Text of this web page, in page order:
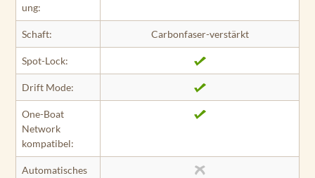
ung:
Schaft: Carbonfaser-verstärkt
Spot-Lock:
Drift Mode:
One-Boat
Network
kompatibel:
Automatisches